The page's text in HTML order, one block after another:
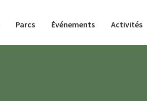
Parcs Événements Activités